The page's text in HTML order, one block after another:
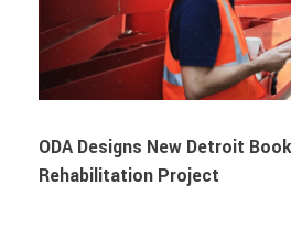
ODA Designs New Detroit
Rehabilitation Project